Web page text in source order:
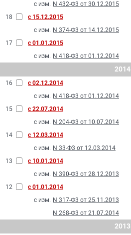
с изм. N 432-Ф3 от 30.12.2015
18
с 15.12.2015
с изм. N 374-Ф3 от 14.12.2015
17
с 01.01.2015
с изм. N 418-Ф3 от 01.12.2014
2014
16
с 02.12.2014
с изм. N 418-Ф3 от 01.12.2014
15
с 22.07.2014
с изм. N 204-Ф3 от 10.07.2014
14
с 12.03.2014
с изм. N 33-Ф3 от 12.03.2014
13
с 10.01.2014
с изм. N 390-Ф3 от 28.12.2013
12
с 01.01.2014
с изм. N 317-Ф3 от 25.11.2013
N 268-Ф3 от 21.07.2014
2013